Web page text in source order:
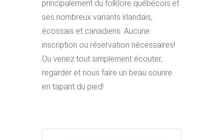
principalement du folklore québécois et
ses nombreux variants irlandais,
écossais et canadiens. Aucune
inscription ou réservation nécessaires!
Ou venez tout simplement écouter,
regarder et nous faire un beau sourire
en tapant du pied!